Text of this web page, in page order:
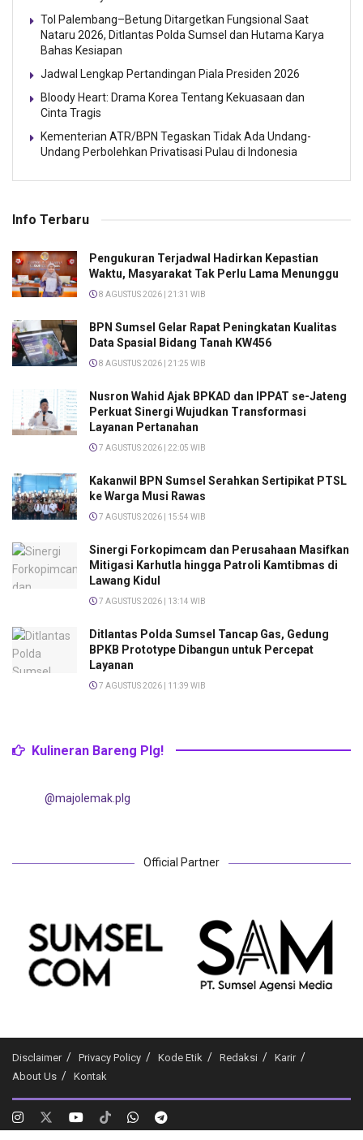
Tol Palembang–Betung Ditargetkan Fungsional Saat
Nataru 2026, Ditlantas Polda Sumsel dan Hutama Karya
Bahas Kesiapan
Jadwal Lengkap Pertandingan Piala Presiden 2026
Bloody Heart: Drama Korea Tentang Kekuasaan dan
Cinta Tragis
Kementerian ATR/BPN Tegaskan Tidak Ada Undang-
Undang Perbolehkan Privatisasi Pulau di Indonesia
Info Terbaru
Pengukuran Terjadwal Hadirkan Kepastian
Waktu, Masyarakat Tak Perlu Lama Menunggu
8 AGUSTUS 2026 | 21:31 WIB
BPN Sumsel Gelar Rapat Peningkatan Kualitas
Data Spasial Bidang Tanah KW456
8 AGUSTUS 2026 | 21:25 WIB
Nusron Wahid Ajak BPKAD dan IPPAT se-Jateng
Perkuat Sinergi Wujudkan Transformasi
Layanan Pertanahan
7 AGUSTUS 2026 | 22:05 WIB
Kakanwil BPN Sumsel Serahkan Sertipikat PTSL
ke Warga Musi Rawas
7 AGUSTUS 2026 | 15:54 WIB
Sinergi Forkopimcam dan Perusahaan Masifkan
Mitigasi Karhutla hingga Patroli Kamtibmas di
Lawang Kidul
7 AGUSTUS 2026 | 13:14 WIB
Ditlantas Polda Sumsel Tancap Gas, Gedung
BPKB Prototype Dibangun untuk Percepat
Layanan
7 AGUSTUS 2026 | 11:39 WIB
Kulineran Bareng Plg!
@majolemak.plg
Official Partner
Disclaimer Privacy Policy Kode Etik Redaksi
Karir
About Us
Kontak